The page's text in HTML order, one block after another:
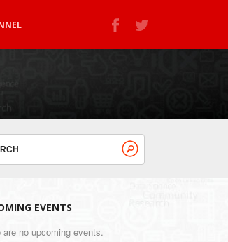
EVENTS
are no upcoming events.